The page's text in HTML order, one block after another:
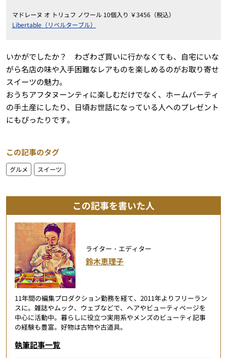
マドレーヌ オ トリュフ ノワール 10個入り ￥3456（税込）
Libertable（リベルターブル）
いかがでしたか？ わざわざ買いに行かなくても、自宅にいな
がら名店の味や入手困難なレアものを楽しめるのがお取り寄せ
スイーツの魅力。
おうちアフタヌーンティに楽しむだけでなく、ホームパーティ
の手土産にしたり、日頃お世話になっている人へのプレゼント
にもぴったりです。
この記事のタグ
グルメ スイーツ
この記事を書いた人
ライター・エディター
鈴木恵理子
11年間の編集プロダクション勤務を経て、2011年よりフリーラン
スに。雑誌やムック、ウェブなどで、ヘアやビューティページを
中心に活動中。暮らしに役立つ実用系やメンズのビューティ記事
の経験も豊富。好物は古物や古道具。
執筆記事一覧